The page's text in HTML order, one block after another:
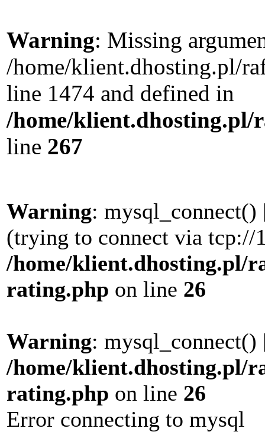
Warning: Missing
/home/klient.dhosting.pl/
line 1474 and defined in
/home/klient.dhosting.pl/
line 267
Warning: mysql_connect()
(trying to connect via
/home/klient.dhosting.pl/
rating.php on line 26
Warning: mysql_connect()
/home/klient.dhosting.pl/
rating.php on line 26
Error connecting to mysql